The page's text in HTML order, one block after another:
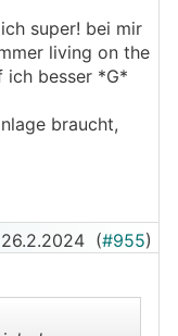
super! bei mir
living on the
ich besser *G*
braucht,
26.2.2024 (#955)